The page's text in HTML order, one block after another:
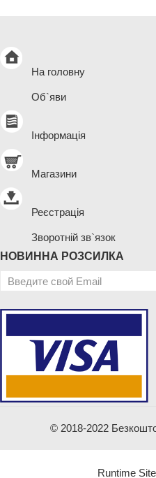
На головну
Об`яви
Інформація
Магазини
Реєстрація
Зворотній зв`язок
НОВИННА РОЗСИЛКА
© 2018-2022
Runtime